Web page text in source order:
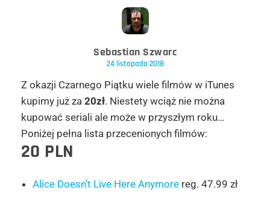
Sebastian Szwarc
24 listopada 2018
Z okazji Czarnego Piątku wiele filmów w iTunes
kupimy już za 20zł. Niestety wciąż nie można
kupować seriali ale może w przyszłym roku…
Poniżej pełna lista przecenionych filmów:
20 PLN
Alice Doesn’t Live Here Anymorereg. 47.99 zł